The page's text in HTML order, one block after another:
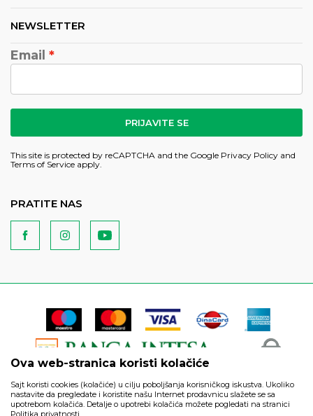
NEWSLETTER
Email
PRIJAVITE SE
This site is protected by reCAPTCHA and the Google Privacy Policy and
Terms of Service apply.
PRATITE NAS
Ova web-stranica koristi kolačiće
Sajt koristi cookies (kolačiće) u cilju poboljšanja korisničkog iskustva. Ukoliko
nastavite da pregledate i koristite našu Internet prodavnicu slažete se sa
upotrebom kolačića. Detalje o upotrebi kolačića možete pogledati na stranici
Politika privatnosti.